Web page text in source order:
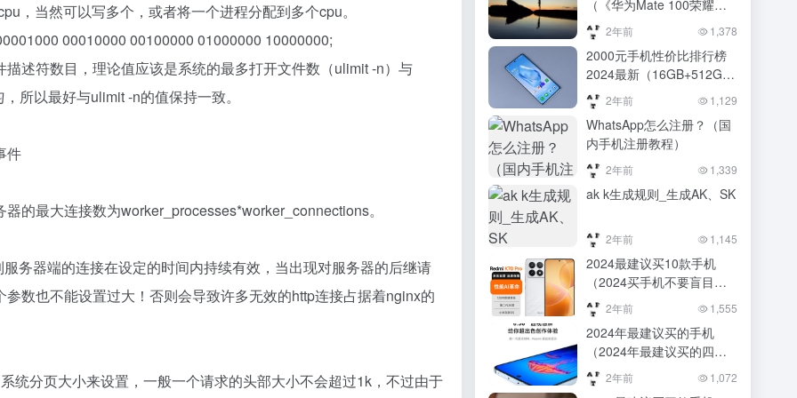
，当然可以写多个，或者将一个进程分配到多个cpu。
00010000 00100000 01000000 10000000;
述符数目，理论值应该是系统的最多打开文件数（ulimit -n）与
所以最好与ulimit -n的值保持一致。
件
的最大连接数为worker_processes*worker_connections。
务器端的连接在设定的时间内持续有效，当出现对服务器的后继请
数也不能设置过大！否则会导致许多无效的http连接占据着nginx的
统分页大小来设置，一般一个请求的头部大小不会超过1k，不过由于
（《华为Mate 100荣耀发
布于2024》）《华为Mate
100荣耀发布于2024》
2年前 1,378
2000元手机性价比排行榜
2024最新（16GB+512GB
跌至2239元，
5500mAh+骁龙8Gen2+金
属中框，OPPO清仓了）
16GB+512GB跌至2239
元，5500mAh+骁龙
8Gen2+金属中框，OPPO
清仓了
2年前 1,129
WhatsApp怎么注册？（国
内手机注册教程）
2年前 1,339
ak k生成规则_生成AK、SK
2年前 1,145
2024最建议买10款手机
（2024买手机不要盲目跟
风：这4款手机口碑“最
佳”，性能媲美旗舰）2024
买手机不要盲目跟风：这4
款手机口碑“最佳”，性能媲
美旗舰
2年前 1,555
2024年最建议买的手机
（2024年最建议买的四款
旗舰手机）2024年最建议
买的四款旗舰手机
2年前 1,072